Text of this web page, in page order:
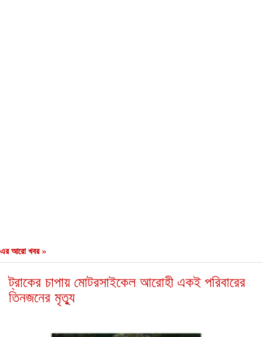
এর আরো খবর »
ট্রাকের চাপায় মোটরসাইকেল আরোহী একই পরিবারের
তিনজনের মৃত্যু